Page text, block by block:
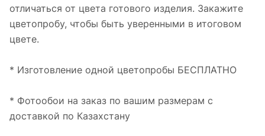
отличаться от цвета готового изделия. Закажите
цветопробу, чтобы быть уверенными в итоговом
цвете.
* Изготовление одной цветопробы БЕСПЛАТНО
* Фотообои на заказ по вашим размерам с
доставкой по Казахстану